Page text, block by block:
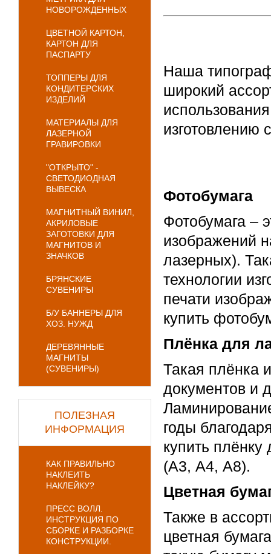
НОВОРОЖДЕННЫХ
ЦВЕТНОЙ КАРТОН,
КАРТОН ДЛЯ
ПАСПАРТУ
ТОППЕРЫ ДЛЯ
КОНДИТЕРСКИХ
ИЗДЕЛИЙ
МАТЕРИАЛЫ ДЛЯ
ЛАЗЕРНОЙ
ГРАВИРОВКИ
"ОТКРЫТО" -
СВЕТОДИОДНАЯ
ВЫВЕСКА
МАГНИТНЫЙ ВИНИЛ,
АКРИЛОВЫЕ
ЗАГОТОВКИ ДЛЯ
МАГНИТОВ И
ЗНАЧКОВ
БРЯНСКИЕ
СУВЕНИРЫ
Б/У БАННЕРЫ ДЛЯ
ХОЗ. НУЖД
ДЕРЕВЯННЫЕ
МАГНИТЫ
(СУВЕНИРЫ)
ПОЛЕЗНАЯ
ИНФОРМАЦИЯ
КАК ПРАВИЛЬНО
НАКЛЕИТЬ
НАКЛЕЙКУ?
ПРЕСС ВОЛЛ.
ИНСТРУКЦИЯ ПО
СБОРКЕ И РАЗБОРКЕ
КОНСТРУКЦИИ.
Наша
широкий
изготовлению
Фотобумага
Фотобумага –
изображений
лазерных).
технологии
печати
купить
Плёнка для
Такая плёнка
документов и
годы
купить
(А3, А4, А8).
Цветная
Также в
цветная